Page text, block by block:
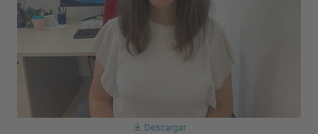
Descargar